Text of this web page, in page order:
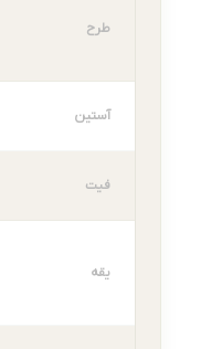
طرح
آستین
فیت
یقه